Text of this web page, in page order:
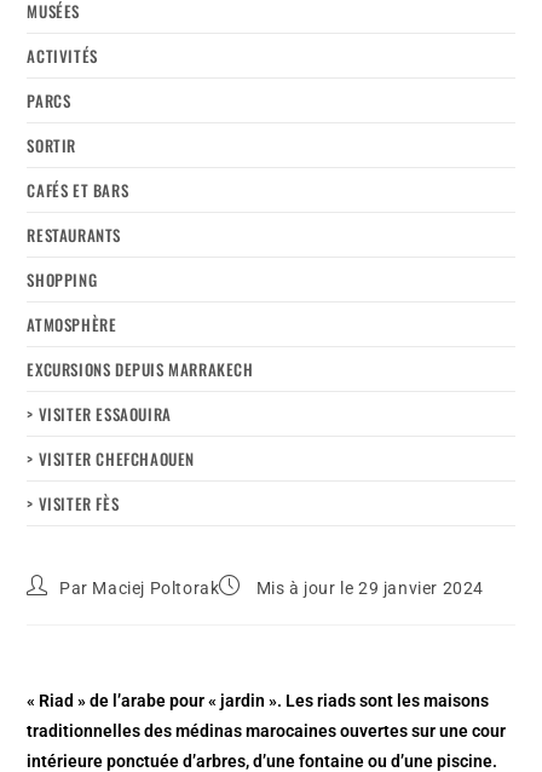
MUSÉES
ACTIVITÉS
PARCS
SORTIR
CAFÉS ET BARS
RESTAURANTS
SHOPPING
ATMOSPHÈRE
EXCURSIONS DEPUIS MARRAKECH
> VISITER ESSAOUIRA
> VISITER CHEFCHAOUEN
> VISITER FÈS
Par Maciej Poltorak Mis à jour le 29 janvier 2024
« Riad » de l’arabe pour « jardin ». Les riads sont les maisons
traditionnelles des médinas marocaines ouvertes sur une cour
intérieure ponctuée d’arbres, d’une fontaine ou d’une piscine.